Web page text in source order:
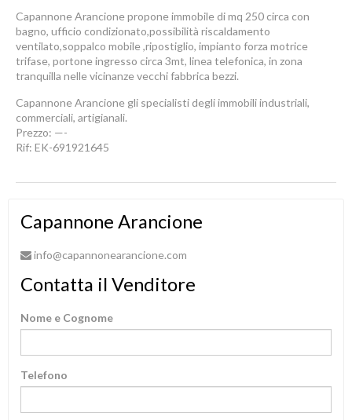
Capannone Arancione propone immobile di mq 250 circa con
bagno, ufficio condizionato,possibilità riscaldamento
ventilato,soppalco mobile ,ripostiglio, impianto forza motrice
trifase, portone ingresso circa 3mt, linea telefonica, in zona
tranquilla nelle vicinanze vecchi fabbrica bezzi.
Capannone Arancione gli specialisti degli immobili industriali,
commerciali, artigianali.
Prezzo: —-
Rif: EK-691921645
Capannone Arancione
info@capannonearancione.com
Contatta il Venditore
Nome e Cognome
Telefono